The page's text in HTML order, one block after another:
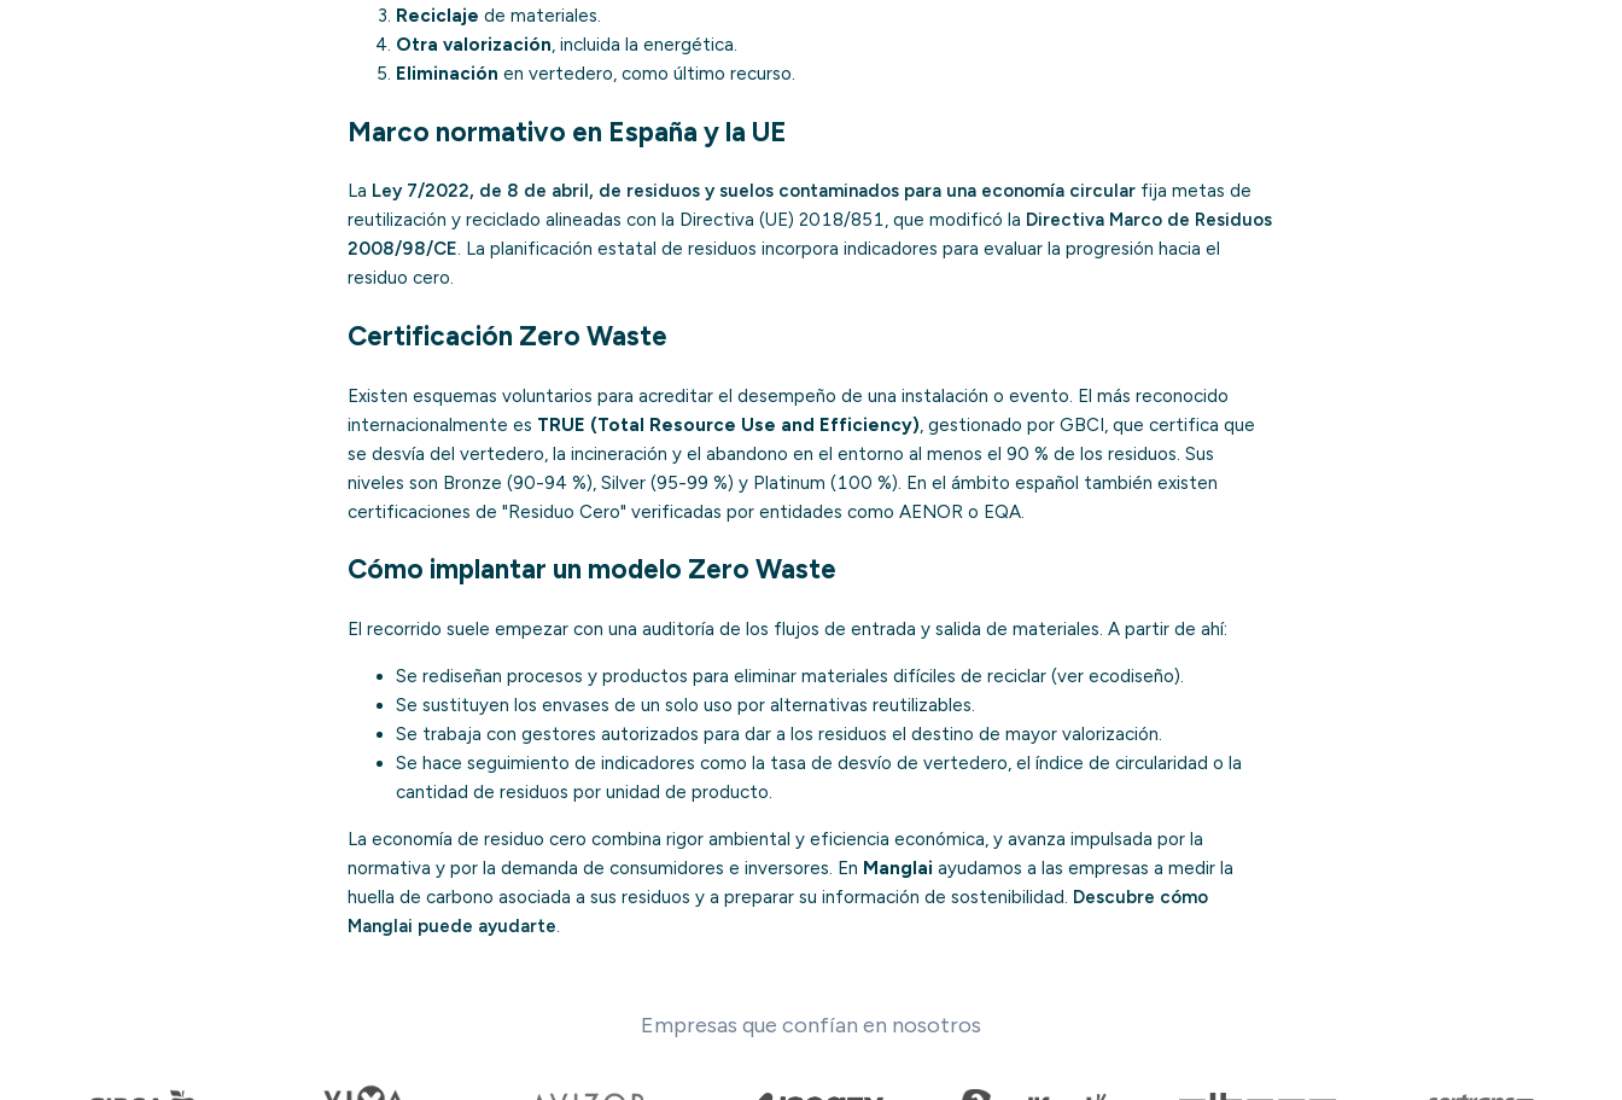
Reciclaje de materiales.
Otra valorización, incluida la energética.
Eliminación en vertedero, como último recurso.
Marco normativo en España y la UE
La Ley 7/2022, de 8 de abril, de residuos y suelos contaminados para una economía circular fija metas de
reutilización y reciclado alineadas con la Directiva (UE) 2018/851, que modificó la Directiva Marco de Residuos
2008/98/CE. La planificación estatal de residuos incorpora indicadores para evaluar la progresión hacia el
residuo cero.
Certificación Zero Waste
Existen esquemas voluntarios para acreditar el desempeño de una instalación o evento. El más reconocido
internacionalmente es TRUE (Total Resource Use and Efficiency), gestionado por GBCI, que certifica que
se desvía del vertedero, la incineración y el abandono en el entorno al menos el 90 % de los residuos. Sus
niveles son Bronze (90-94 %), Silver (95-99 %) y Platinum (100 %). En el ámbito español también existen
certificaciones de "Residuo Cero" verificadas por entidades como AENOR o EQA.
Cómo implantar un modelo Zero Waste
El recorrido suele empezar con una auditoría de los flujos de entrada y salida de materiales. A partir de ahí:
Se rediseñan procesos y productos para eliminar materiales difíciles de reciclar (ver ecodiseño).
Se sustituyen los envases de un solo uso por alternativas reutilizables.
Se trabaja con gestores autorizados para dar a los residuos el destino de mayor valorización.
Se hace seguimiento de indicadores como la tasa de desvío de vertedero, el índice de circularidad o la
cantidad de residuos por unidad de producto.
La economía de residuo cero combina rigor ambiental y eficiencia económica, y avanza impulsada por la
normativa y por la demanda de consumidores e inversores. En Manglai ayudamos a las empresas a medir la
huella de carbono asociada a sus residuos y a preparar su información de sostenibilidad. Descubre cómo
Manglai puede ayudarte.
Empresas que confían en nosotros